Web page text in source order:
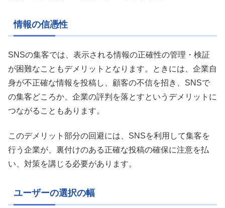
情報の信憑性
SNSの集客では、表示される情報の正確性の管理・検証
が困難なこともデメリットとなります。ときには、企業自
身が不正確な情報を投稿し、顧客の不信を招き、SNSで
の集客どころか、企業の評判を落とすというデメリットに
つながることもあります。
このデメリット部分の回避には、SNSを利用して集客を
行う企業が、裏付けのある正確な投稿の確保に注意を払
い、対策を講じる必要があります。
ユーザーの選択の幅